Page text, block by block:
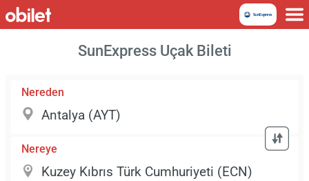
SunExpress Uçak Bileti
Nereden
Nereye